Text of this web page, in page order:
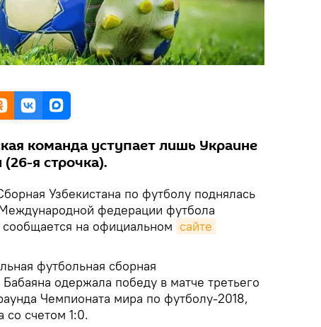
команда уступает лишь Украине
я строчка).
Узбекистана по футболу поднялась
федерации футбола
на официальном сайте
футбольная сборная
одержала победу в матче третьего
Чемпионата мира по футболу-2018,
счетом 1:0.